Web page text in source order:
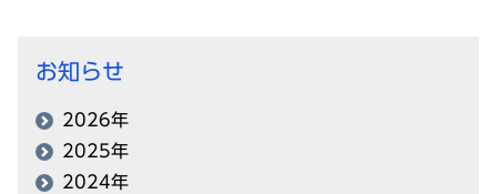
お知らせ
2026年
2025年
2024年